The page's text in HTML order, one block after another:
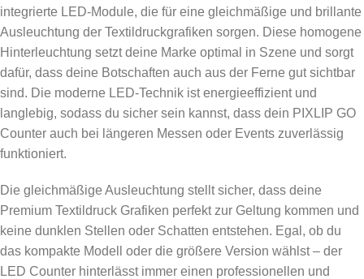
integrierte LED-Module, die für eine gleichmäßige und brillante
Ausleuchtung der Textildruckgrafiken sorgen. Diese homogene
Hinterleuchtung setzt deine Marke optimal in Szene und sorgt
dafür, dass deine Botschaften auch aus der Ferne gut sichtbar
sind. Die moderne LED-Technik ist energieeffizient und
langlebig, sodass du sicher sein kannst, dass dein PIXLIP GO
Counter auch bei längeren Messen oder Events zuverlässig
funktioniert.
Die gleichmäßige Ausleuchtung stellt sicher, dass deine
Premium Textildruck Grafiken perfekt zur Geltung kommen und
keine dunklen Stellen oder Schatten entstehen. Egal, ob du
das kompakte Modell oder die größere Version wählst – der
LED Counter hinterlässt immer einen professionellen und